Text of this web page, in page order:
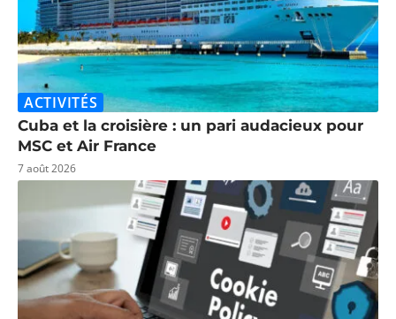
ACTIVITÉS
Cuba et la croisière : un pari audacieux pour
MSC et Air France
7 août 2026